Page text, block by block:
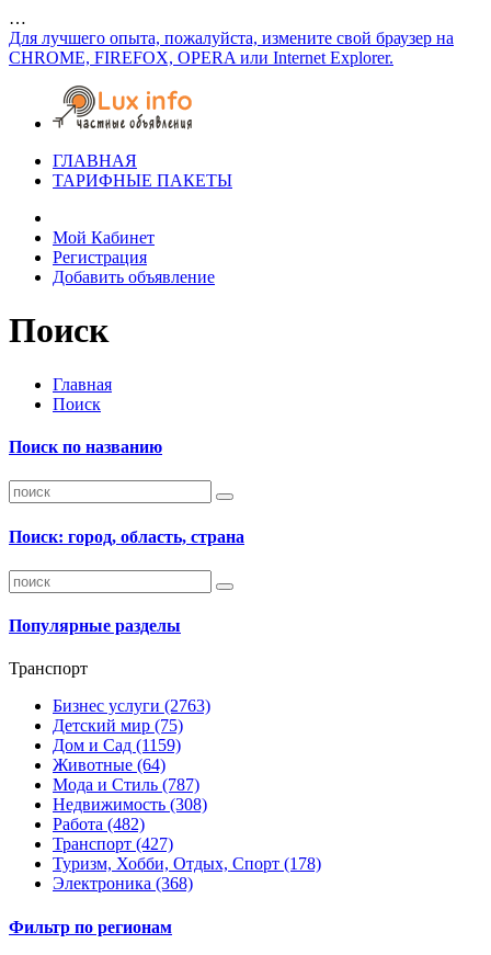
…
Для лучшего опыта, пожалуйста, измените свой браузер на
CHROME, FIREFOX, OPERA или Internet Explorer.
ГЛАВНАЯ
ТАРИФНЫЕ ПАКЕТЫ
Мой Кабинет
Регистрация
Добавить объявление
Поиск
Главная
Поиск
Поиск по названию
Поиск: город, область, страна
Популярные разделы
Транспорт
Бизнес услуги (2763)
Детский мир (75)
Дом и Сад (1159)
Животные (64)
Мода и Стиль (787)
Недвижимость (308)
Работа (482)
Транспорт (427)
Туризм, Хобби, Отдых, Спорт (178)
Электроника (368)
Фильтр по регионам